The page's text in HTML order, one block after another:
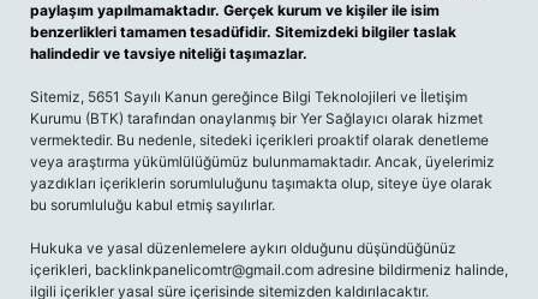
paylaşım yapılmamaktadır. Gerçek kurum ve kişiler ile isim
benzerlikleri tamamen tesadüfidir. Sitemizdeki bilgiler taslak
halindedir ve tavsiye niteliği taşımazlar.
Sitemiz, 5651 Sayılı Kanun gereğince Bilgi Teknolojileri ve İletişim
Kurumu (BTK) tarafından onaylanmış bir Yer Sağlayıcı olarak hizmet
vermektedir. Bu nedenle, sitedeki içerikleri proaktif olarak denetleme
veya araştırma yükümlülüğümüz bulunmamaktadır. Ancak, üyelerimiz
yazdıkları içeriklerin sorumluluğunu taşımakta olup, siteye üye olarak
bu sorumluluğu kabul etmiş sayılırlar.
Hukuka ve yasal düzenlemelere aykırı olduğunu düşündüğünüz
içerikleri, backlinkpanelicomtr@gmail.com adresine bildirmeniz halinde,
ilgili içerikler yasal süre içerisinde sitemizden kaldırılacaktır.